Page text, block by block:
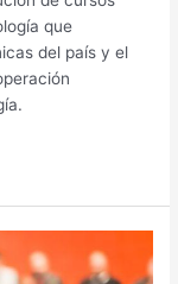
que
del país y el